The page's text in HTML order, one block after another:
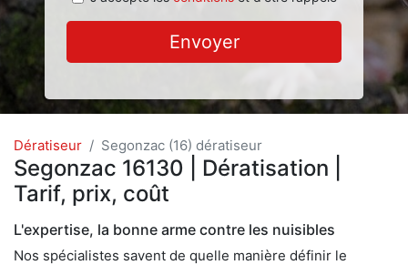
Envoyer
Dératiseur Segonzac (16) dératiseur
Segonzac 16130 | Dératisation |
Tarif, prix, coût
L'expertise, la bonne arme contre les nuisibles
Nos spécialistes savent de quelle manière définir le